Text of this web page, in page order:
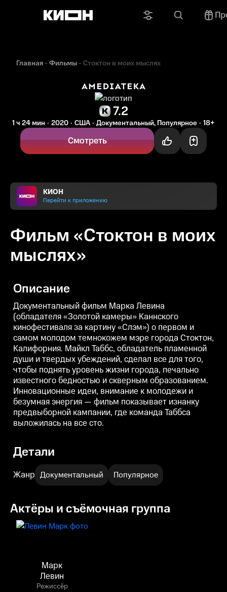
Главная Фильмы Стоктон в моих мыслях
7.2
1 ч 24 мин 2020 США Документальный, Популярное 18+
Смотреть
КИОН
Перейти к приложению
Фильм «Стоктон в моих
мыслях»
Описание
Документальный фильм Марка Левина
(обладателя «Золотой камеры» Каннского
кинофестиваля за картину «Слэм») о первом и
самом молодом темнокожем мэре города Стоктон,
Калифорния. Майкл Таббс, обладатель пламенной
души и твердых убеждений, сделал все для того,
чтобы поднять уровень жизни города, печально
известного бедностью и скверным образованием.
Инновационные идеи, внимание к молодежи и
безумная энергия — фильм показывает изнанку
предвыборной кампании, где команда Таббса
выложилась на все сто.
Детали
Жанр Документальный Популярное
Актёры и съёмочная группа
Марк
Левин
Режиссёр